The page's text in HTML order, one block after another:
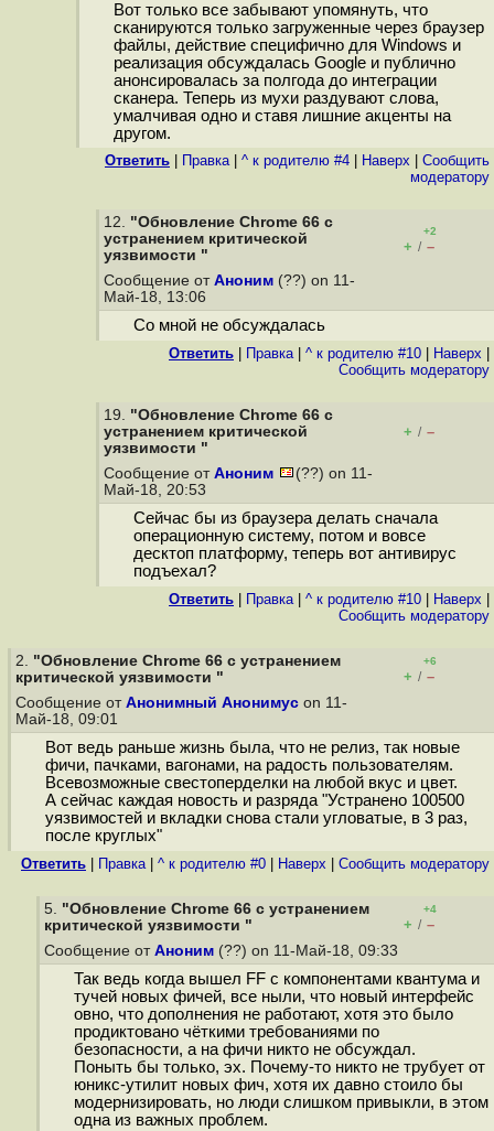
Вот только все забывают упомянуть, что
сканируются только загруженные через браузер
файлы, действие специфично для Windows и
реализация обсуждалась Google и публично
анонсировалась за полгода до интеграции
сканера. Теперь из мухи раздувают слова,
умалчивая одно и ставя лишние акценты на
другом.
Ответить Правка| ^ к родителю #4 Наверх
Cообщить
модератору
12. "Обновление Chrome 66 с
устранением критической
уязвимости "
+2
+ / –
Сообщение от Аноним (??) on 11-
Май-18, 13:06
Со мной не обсуждалась
Ответить Правка| ^ к родителю #10 Наверх
Cообщить модератору
19. "Обновление Chrome 66 с
устранением критической
уязвимости "
+ / –
Сообщение от Аноним
(??) on 11-
Май-18, 20:53
Сейчас бы из браузера делать сначала
операционную систему, потом и вовсе
десктоп платформу, теперь вот антивирус
подъехал?
Ответить Правка| ^ к родителю #10 Наверх
Cообщить модератору
2. "Обновление Chrome 66 с устранением
критической уязвимости "
+6
+ / –
Сообщение от Анонимный Анонимус on 11-
Май-18, 09:01
Вот ведь раньше жизнь была, что не релиз, так новые
фичи, пачками, вагонами, на радость пользователям.
Всевозможные свестоперделки на любой вкус и цвет.
А сейчас каждая новость и разряда "Устранено 100500
уязвимостей и вкладки снова стали угловатые, в 3 раз,
после круглых"
Ответить Правка| ^ к родителю #0 Наверх Cообщить модератору
5. "Обновление Chrome 66 с устранением
критической уязвимости "
+4
+ / –
Сообщение от Аноним (??) on 11-Май-18, 09:33
Так ведь когда вышел FF с компонентами квантума и
тучей новых фичей, все ныли, что новый интерфейс
овно, что дополнения не работают, хотя это было
продиктовано чёткими требованиями по
безопасности, а на фичи никто не обсуждал.
Поныть бы только, эх. Почему-то никто не трубует от
юникс-утилит новых фич, хотя их давно стоило бы
модернизировать, но люди слишком привыкли, в этом
одна из важных проблем.